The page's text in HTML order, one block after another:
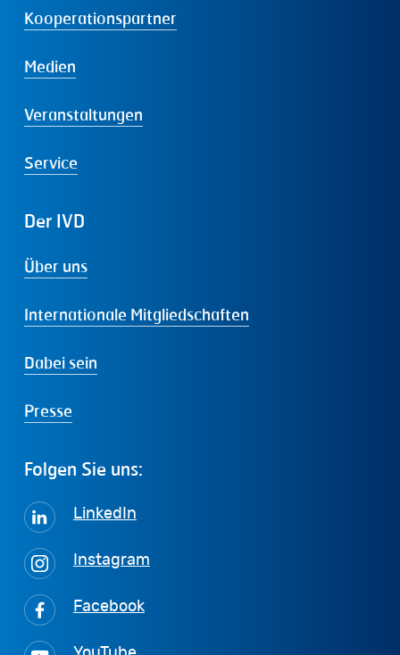
Kooperationspartner
Medien
Veranstaltungen
Service
Der IVD
Über uns
Internationale Mitgliedschaften
Dabei sein
Presse
Folgen Sie uns:
LinkedIn
Instagram
Facebook